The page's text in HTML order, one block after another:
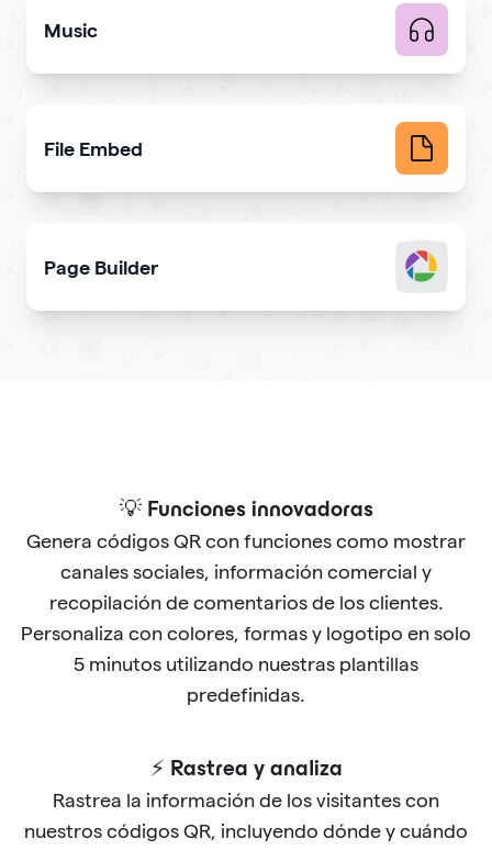
Music
File Embed
Display common file formats into QR Codes easily
Page Builder
💡 Funciones innovadoras
Genera códigos QR con funciones como mostrar
canales sociales, información comercial y
recopilación de comentarios de los clientes.
Personaliza con colores, formas y logotipo en solo
5 minutos utilizando nuestras plantillas
predefinidas.
⚡ Rastrea y analiza
Rastrea la información de los visitantes con
nuestros códigos QR, incluyendo dónde y cuándo